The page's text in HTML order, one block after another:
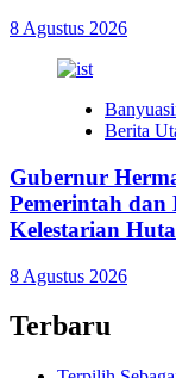
8 Agustus 2026
Berita
Gubernur
Pemerintah
Kelestarian
8 Agustus 2026
Terbaru